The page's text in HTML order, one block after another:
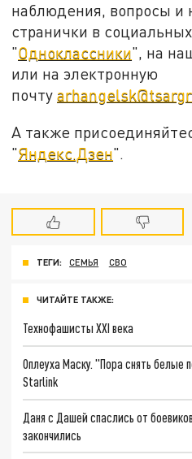
наблюдения, вопросы и
странички в
"Одноклассники", на
или на электронную
почту
А также
"Яндекс.Дзен".
ТЕГИ: СЕМЬЯ СВО
ЧИТАЙТЕ ТАКЖЕ:
Технофашисты XXI века
Оплеуха Маску. "Пора снять белые
Starlink
Даня с Дашей спаслись от
закончились